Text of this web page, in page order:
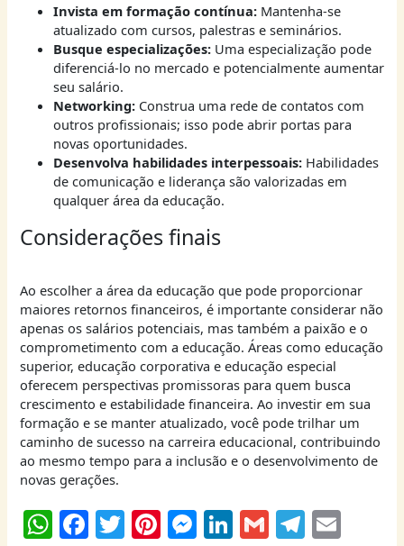
Invista em formação contínua:Mantenha-se
atualizado com cursos, palestras e seminários.
Busque especializações:Uma especialização pode
diferenciá-lo no mercado e potencialmente aumentar
seu salário.
Networking:Construa uma rede de contatos com
outros profissionais; isso pode abrir portas para
novas oportunidades.
Desenvolva habilidades interpessoais:Habilidades
de comunicação e liderança são valorizadas em
qualquer área da educação.
Considerações finais
Ao escolher a área da educação que pode proporcionar
maiores retornos financeiros, é importante considerar não
apenas os salários potenciais, mas também a paixão e o
comprometimento com a educação. Áreas como educação
superior, educação corporativa e educação especial
oferecem perspectivas promissoras para quem busca
crescimento e estabilidade financeira. Ao investir em sua
formação e se manter atualizado, você pode trilhar um
caminho de sucesso na carreira educacional, contribuindo
ao mesmo tempo para a inclusão e o desenvolvimento de
novas gerações.
W F T Pi M Li G T